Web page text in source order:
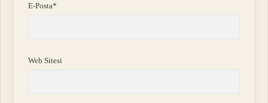
E-Posta*
Web Sitesi